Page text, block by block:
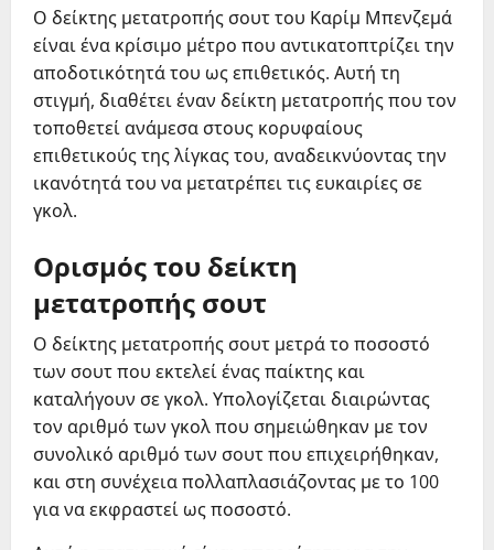
Ο δείκτης μετατροπής σουτ του Καρίμ Μπενζεμά
είναι ένα κρίσιμο μέτρο που αντικατοπτρίζει την
αποδοτικότητά του ως επιθετικός. Αυτή τη
στιγμή, διαθέτει έναν δείκτη μετατροπής που τον
τοποθετεί ανάμεσα στους κορυφαίους
επιθετικούς της λίγκας του, αναδεικνύοντας την
ικανότητά του να μετατρέπει τις ευκαιρίες σε
γκολ.
Ορισμός του δείκτη
μετατροπής σουτ
Ο δείκτης μετατροπής σουτ μετρά το ποσοστό
των σουτ που εκτελεί ένας παίκτης και
καταλήγουν σε γκολ. Υπολογίζεται διαιρώντας
τον αριθμό των γκολ που σημειώθηκαν με τον
συνολικό αριθμό των σουτ που επιχειρήθηκαν,
και στη συνέχεια πολλαπλασιάζοντας με το 100
για να εκφραστεί ως ποσοστό.